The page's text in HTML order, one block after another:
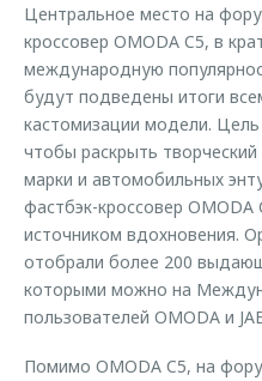
Центральное место на
кроссовер OMODA C5, в
международную
будут подведены итоги
кастомизации модели.
чтобы раскрыть
марки и автомобильных
фастбэк-кроссовер
источником вдохновения.
отобрали более 200
которыми можно на
пользователей OMODA и
Помимо OMODA C5, на